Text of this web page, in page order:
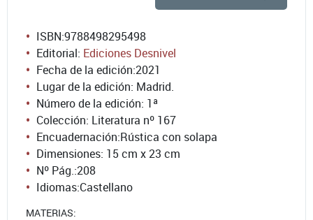
ISBN:9788498295498
Editorial: Ediciones Desnivel
Fecha de la edición:2021
Lugar de la edición: Madrid.
Número de la edición: 1ª
Colección: Literatura nº 167
Encuadernación:Rústica con solapa
Dimensiones: 15 cm x 23 cm
Nº Pág.:208
Idiomas:Castellano
MATERIAS: